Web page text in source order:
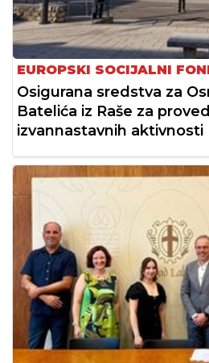
EUROPSKI SOCIJALNI
Osigurana sredstva za
Batelića iz Raše za
izvannastavnih aktivnosti